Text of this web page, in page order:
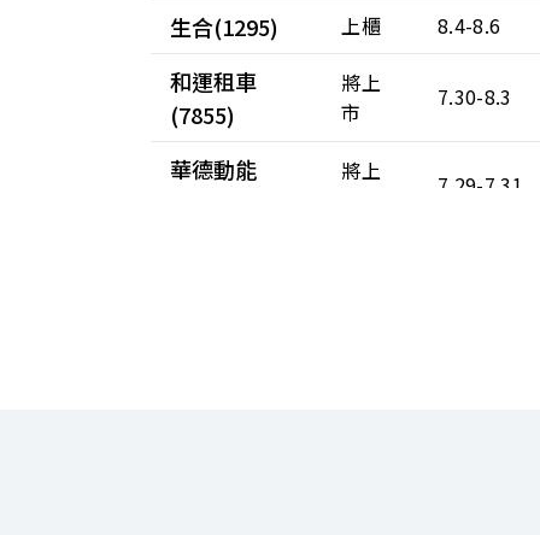
生合(1295) 上櫃 8.4-8.6
和運租車
(7855)
將上
市
7.30-8.3
華德動能
將上
7.29-7.31